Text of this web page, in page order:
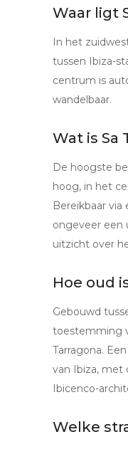
Waar ligt
In het
tussen Ibiza-
centrum is
wandelbaar.
Wat is Sa
De hoogste
hoog, in het
Bereikbaar via
ongeveer een
uitzicht over
Hoe oud
Gebouwd
toestemming
Tarragona.
van Ibiza, met
Ibicenco-
Welke